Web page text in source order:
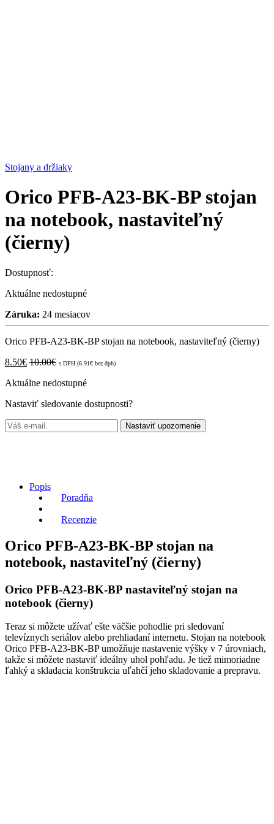
Stojany a držiaky
Orico PFB-A23-BK-BP stojan
na notebook, nastaviteľný
(čierny)
Dostupnosť:
Aktuálne nedostupné
Záruka: 24 mesiacov
Orico PFB-A23-BK-BP stojan na notebook, nastaviteľný (čierny)
8.50€ 10.00€ s DPH (6.91€ bez dph)
Aktuálne nedostupné
Nastaviť sledovanie dostupnosti?
Nastaviť upozornenie
Popis
Poradňa
Recenzie
Orico PFB-A23-BK-BP stojan na
notebook, nastaviteľný (čierny)
Orico PFB-A23-BK-BP nastaviteľný stojan na
notebook (čierny)
Teraz si môžete užívať ešte väčšie pohodlie pri sledovaní
televíznych seriálov alebo prehliadaní internetu. Stojan na notebook
Orico PFB-A23-BK-BP umožňuje nastavenie výšky v 7 úrovniach,
takže si môžete nastaviť ideálny uhol pohľadu. Je tiež mimoriadne
ľahký a skladacia konštrukcia uľahčí jeho skladovanie a prepravu.